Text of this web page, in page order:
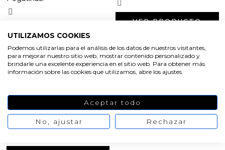
VER PRODUCTO
2,05 € / Blister de 9
pegatinas
Pegatinas Paris
2,73 €
VER PRODUCTO
Aceites y Mantecas
UTILIZAMOS COOKIES
Podemos utilizarlas para el análisis de los datos de nuestros visitantes,
para mejorar nuestro sitio web, mostrar contenido personalizado y
brindarle una excelente experiencia en el sitio web. Para obtener más
información sobre las cookies que utilizamos, abre los ajustes.
Aceptar todo
No, ajustar Rechazar